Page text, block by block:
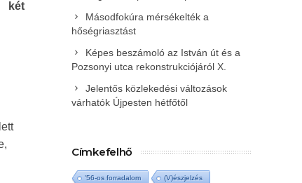
két
Másodfokúra mérsékelték a
hőségriasztást
Képes beszámoló az István út és a
Pozsonyi utca rekonstrukciójáról X.
Jelentős közlekedési változások
várhatók Újpesten hétfőtől
Címkefelhő
'56-os forradalom (V)észjelzés